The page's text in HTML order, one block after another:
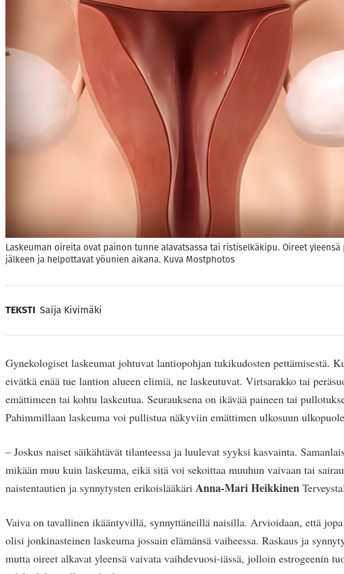
Laskeuman oireita ovat painon tunne alavatsassa tai ristiselkäkipu. Oireet
jälkeen ja helpottavat yöunien aikana. Kuva Mostphotos
TEKSTI Saija Kivimäki
Gynekologiset laskeumat johtuvat lantiopohjan tukikudosten pettämisestä.
eivätkä enää tue lantion alueen elimiä, ne laskeutuvat. Virtsarakko tai
emättimeen tai kohtu laskeutua. Seurauksena on ikävää paineen tai
Pahimmillaan laskeuma voi pullistua näkyviin emättimen ulkosuun
– Joskus naiset säikähtävät tilanteessa ja luulevat syyksi kasvainta.
mikään muu kuin laskeuma, eikä sitä voi sekoittaa muuhun vaivaan tai
naistentautien ja synnytysten erikoislääkäri Anna-Mari Heikkinen
Vaiva on tavallinen ikääntyvillä, synnyttäneillä naisilla. Arvioidaan, että
olisi jonkinasteinen laskeuma jossain elämänsä vaiheessa. Raskaus ja
mutta oireet alkavat yleensä vaivata vaihdevuosi-iässä, jolloin estrogeenin